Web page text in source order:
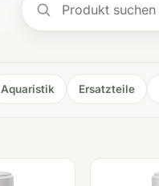
Aquaristik Ersatzteile